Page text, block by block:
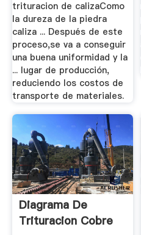
trituracion de calizaComo
la dureza de la piedra
caliza ... Después de este
proceso,se va a conseguir
una buena uniformidad y la
... lugar de producción,
reduciendo los costos de
transporte de materiales.
Diagrama De
Trituracion Cobre